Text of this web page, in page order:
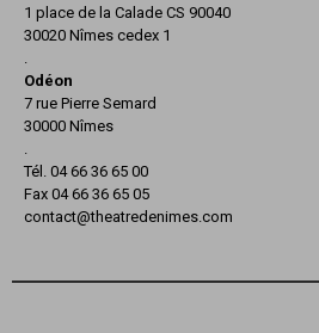
1 place de la Calade CS 90040
30020 Nîmes cedex 1
.
Odéon
7 rue Pierre Semard
30000 Nîmes
.
Tél. 04 66 36 65 00
Fax 04 66 36 65 05
contact@theatredenimes.com